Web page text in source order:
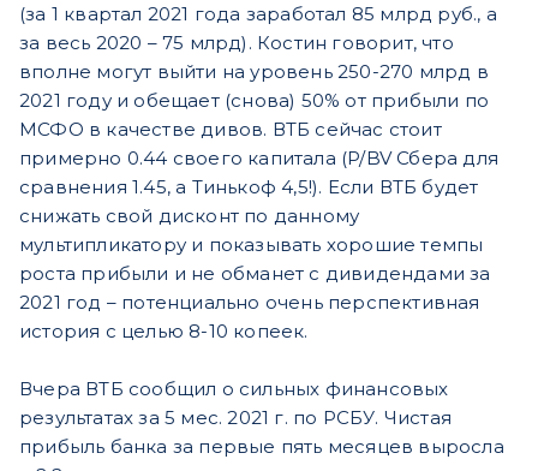
(за 1 квартал 2021 года заработал 85 млрд руб., а
за весь 2020 – 75 млрд). Костин говорит, что
вполне могут выйти на уровень 250-270 млрд в
2021 году и обещает (снова) 50% от прибыли по
МСФО в качестве дивов. ВТБ сейчас стоит
примерно 0.44 своего капитала (P/BV Сбера для
сравнения 1.45, а Тинькоф 4,5!). Если ВТБ будет
снижать свой дисконт по данному
мультипликатору и показывать хорошие темпы
роста прибыли и не обманет с дивидендами за
2021 год – потенциально очень перспективная
история с целью 8-10 копеек.
Вчера ВТБ сообщил о сильных финансовых
результатах за 5 мес. 2021 г. по РСБУ. Чистая
прибыль банка за первые пять месяцев выросла